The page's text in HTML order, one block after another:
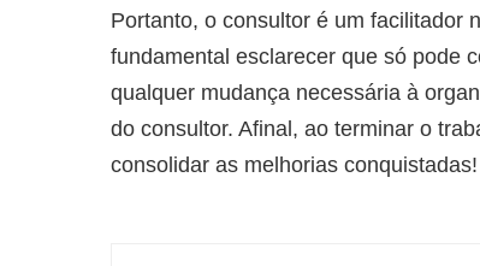
Portanto, o consultor é um facilitador
fundamental esclarecer que só pode
qualquer mudança necessária à
do consultor. Afinal, ao terminar o
consolidar as melhorias conquistadas!